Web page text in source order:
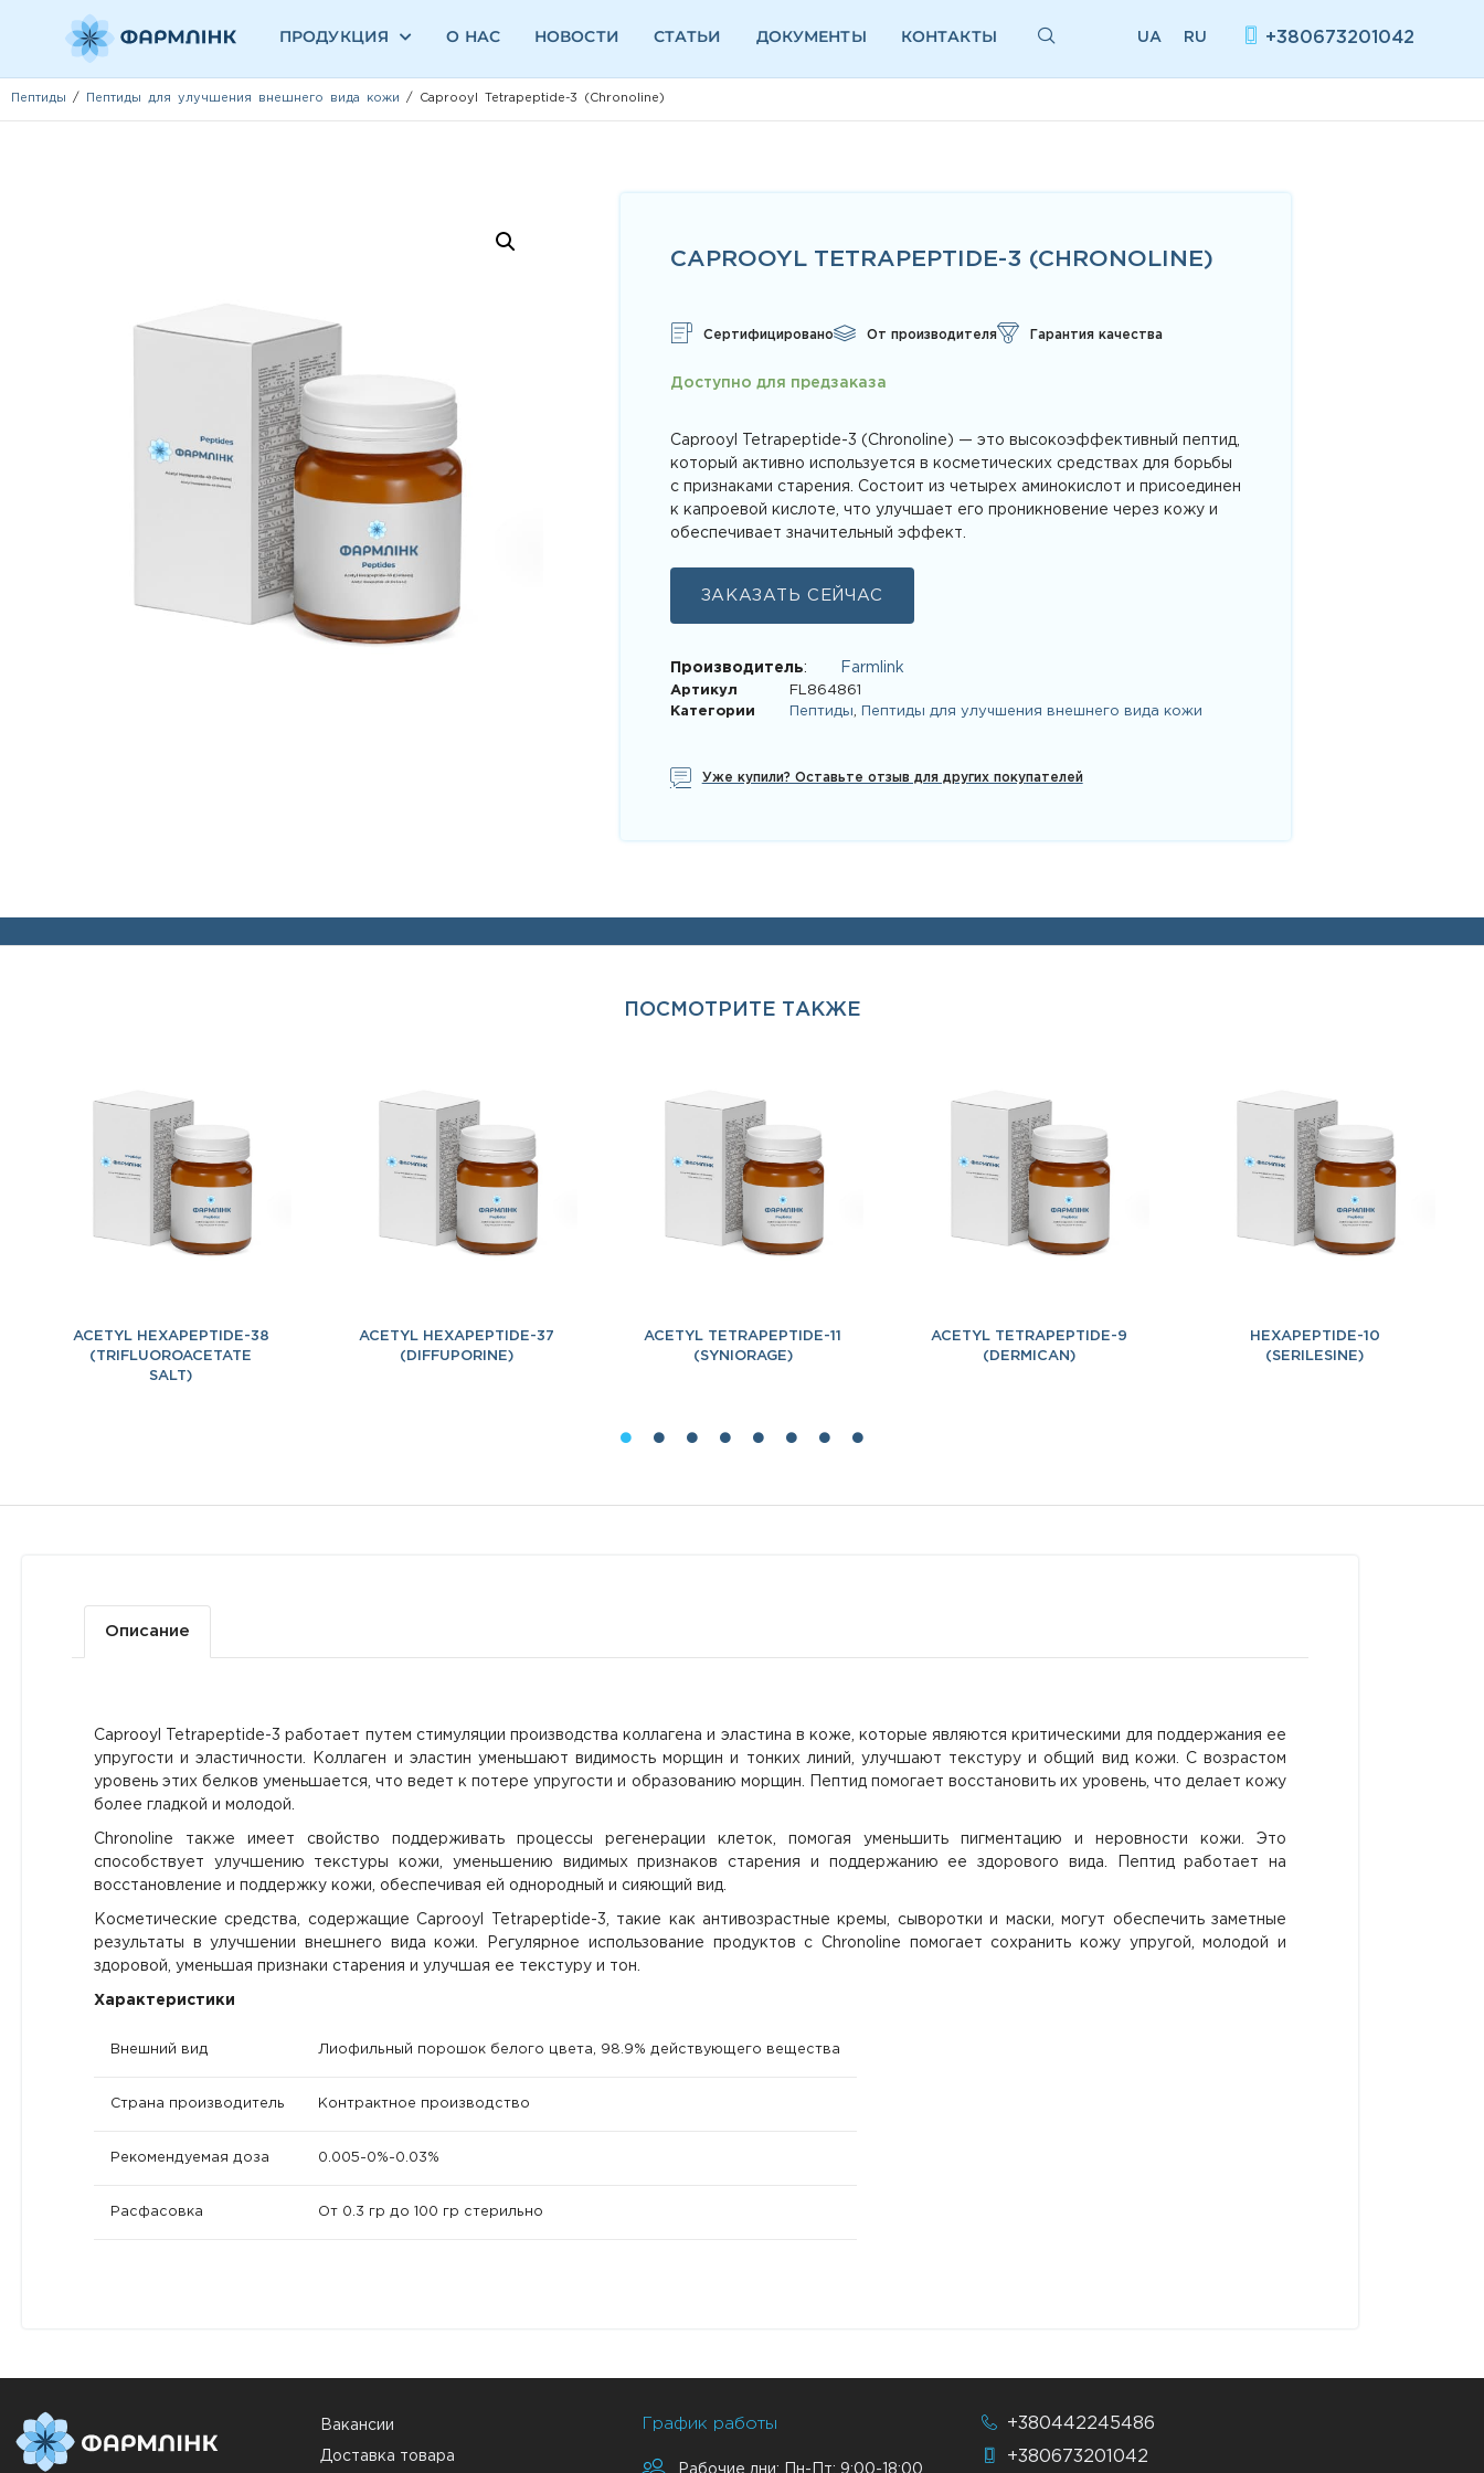
ПРОДУКЦИЯ О НАС НОВОСТИ СТАТЬИ ДОКУМЕНТЫ КОНТАКТЫ UA RU +380673201042
Пептиды / Пептиды для улучшения внешнего вида кожи / Caprooyl Tetrapeptide-3 (Chronoline)
CAPROOYL TETRAPEPTIDE-3 (CHRONOLINE)
Сертифицировано От производителя Гарантия качества
Доступно для предзаказа
Caprooyl Tetrapeptide-3 (Chronoline) — это высокоэффективный пептид,
который активно используется в косметических средствах для борьбы
с признаками старения. Состоит из четырех аминокислот и присоединен
к капроевой кислоте, что улучшает его проникновение через кожу и
обеспечивает значительный эффект.
ЗАКАЗАТЬ СЕЙЧАС
Производитель: Farmlink
Артикул
FL864861
Категории
Пептиды Пептиды для улучшения внешнего вида кожи
Уже купили? Оставьте отзыв для других покупателей
ПОСМОТРИТЕ ТАКЖЕ
ACETYL HEXAPEPTIDE-38
(TRIFLUOROACETATE
SALT)
ACETYL HEXAPEPTIDE-37
(DIFFUPORINE)
ACETYL TETRAPEPTIDE-11
(SYNIORAGE)
ACETYL TETRAPEPTIDE-9
(DERMICAN)
HEXAPEPTIDE-10
(SERILESINE)
Описание
Caprooyl Tetrapeptide-3 работает путем стимуляции производства коллагена и эластина в коже, которые являются критическими для поддержания ее
упругости и эластичности. Коллаген и эластин уменьшают видимость морщин и тонких линий, улучшают текстуру и общий вид кожи. С возрастом
уровень этих белков уменьшается, что ведет к потере упругости и образованию морщин. Пептид помогает восстановить их уровень, что делает кожу
более гладкой и молодой.
Chronoline также имеет свойство поддерживать процессы регенерации клеток, помогая уменьшить пигментацию и неровности кожи. Это
способствует улучшению текстуры кожи, уменьшению видимых признаков старения и поддержанию ее здорового вида. Пептид работает на
восстановление и поддержку кожи, обеспечивая ей однородный и сияющий вид.
Косметические средства, содержащие Caprooyl Tetrapeptide-3, такие как антивозрастные кремы, сыворотки и маски, могут обеспечить заметные
результаты в улучшении внешнего вида кожи. Регулярное использование продуктов с Chronoline помогает сохранить кожу упругой, молодой и
здоровой, уменьшая признаки старения и улучшая ее текстуру и тон.
Характеристики
Внешний вид Лиофильный порошок белого цвета, 98.9% действующего вещества
Страна производитель Контрактное производство
Рекомендуемая доза 0.005-0%-0.03%
Расфасовка От 0.3 гр до 100 гр стерильно
Вакансии
Доставка товара
График работы
Рабочие дни: Пн-Пт: 9:00-18:00
+380442245486
+380673201042